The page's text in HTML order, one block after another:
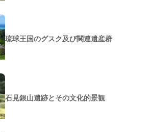
琉球王国のグスク及び関連遺産群
石見銀山遺跡とその文化的景観